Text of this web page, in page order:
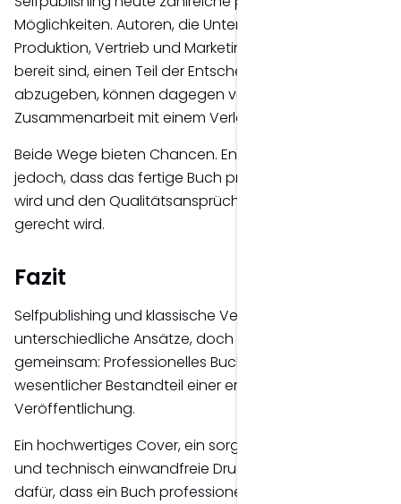
Möglichkeiten. Autoren, die Unterstützung bei
Produktion, Vertrieb und Marketing wünschen und
bereit sind, einen Teil der Entscheidungen
abzugeben, können dagegen von einer
Zusammenarbeit mit einem Verlag profitieren.
Beide Wege bieten Chancen. Entscheidend ist
jedoch, dass das fertige Buch professionell gestaltet
wird und den Qualitätsansprüchen seiner Leser
gerecht wird.
Fazit
Selfpublishing und klassische Verlage verfolgen
unterschiedliche Ansätze, doch eines haben beide
gemeinsam: Professionelles Buchdesign ist ein
wesentlicher Bestandteil einer erfolgreichen
Veröffentlichung.
Ein hochwertiges Cover, ein sorgfältiger Buchsatz
und technisch einwandfreie Druckdaten sorgen
dafür, dass ein Buch professionell wirkt und sich